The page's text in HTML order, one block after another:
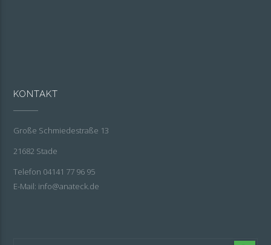
KONTAKT
Große Schmiedestraße 13
21682 Stade
Telefon 04141 77 96 95
E-Mail: info@anateck.de